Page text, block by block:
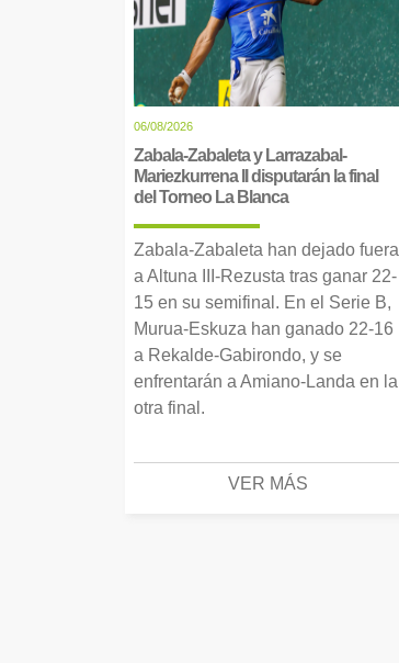
06/08/2026
Zabala-Zabaleta y Larrazabal-
Mariezkurrena II disputarán la final
del Torneo La Blanca
Zabala-Zabaleta han dejado fuera
a Altuna III-Rezusta tras ganar 22-
15 en su semifinal. En el Serie B,
Murua-Eskuza han ganado 22-16
a Rekalde-Gabirondo, y se
enfrentarán a Amiano-Landa en la
otra final.
VER MÁS